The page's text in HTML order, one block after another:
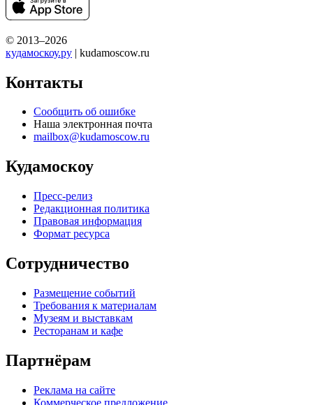
© 2013–2026
кудамоскоу.ру | kudamoscow.ru
Контакты
Сообщить об ошибке
Наша электронная почта
mailbox@kudamoscow.ru
Кудамоскоу
Пресс-релиз
Редакционная политика
Правовая информация
Формат ресурса
Сотрудничество
Размещение событий
Требования к материалам
Музеям и выставкам
Ресторанам и кафе
Партнёрам
Реклама на сайте
Коммерческое предложение